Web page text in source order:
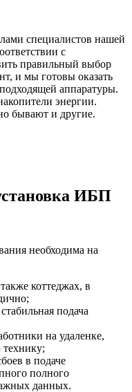
специалистов нашей
с
правильный выбор
и мы готовы оказать
аппаратуры.
энергии.
бывают и другие.
ИБП
необходима на
коттеджах, в
подача
на удаленке,
в подаче
полного
данных.